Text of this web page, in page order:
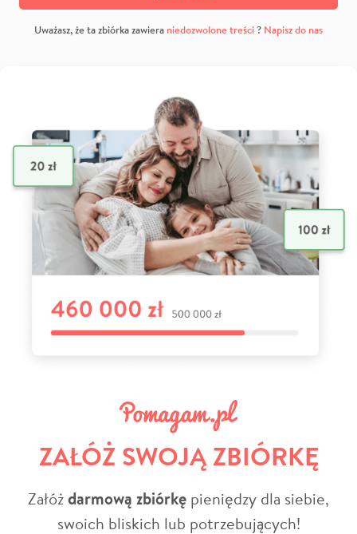
Uważasz, że ta zbiórka zawiera niedozwolone treści? Napisz do nas
ZAŁÓŻ SWOJĄ ZBIÓRKĘ
Załóżdarmową zbiórkę pieniędzy dla siebie,
swoich bliskich lub potrzebujących!